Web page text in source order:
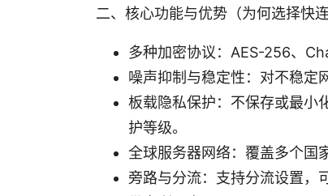
二、核心功能与优势（为何选择快
多种加密协议：AES-256、
噪声抑制与稳定性：对不稳定
板载隐私保护：不保存或最小
护等级。
全球服务器网络：覆盖多个国
旁路与分流：支持分流设置，